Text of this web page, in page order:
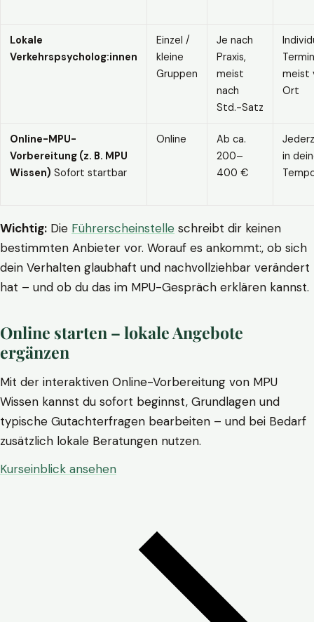
Lokale
Verkehrspsycholog:innen
Einzel /
kleine
Gruppen
Je nach
Praxis,
meist
nach
Std.-Satz
meist
Ort
Online-MPU-
Vorbereitung (z. B. MPU
Wissen) Sofort startbar
Online
Ab ca.
200–
400 €
in
Wichtig: Die Führerscheinstelle schreibt dir keinen
bestimmten Anbieter vor. Worauf es ankommt:, ob sich
dein Verhalten glaubhaft und nachvollziehbar verändert
hat – und ob du das im MPU-Gespräch erklären kannst.
Online starten – lokale Angebote
ergänzen
Mit der interaktiven Online-Vorbereitung von MPU
Wissen kannst du sofort beginnst, Grundlagen und
typische Gutachterfragen bearbeiten – und bei Bedarf
zusätzlich lokale Beratungen nutzen.
Kurseinblick ansehen